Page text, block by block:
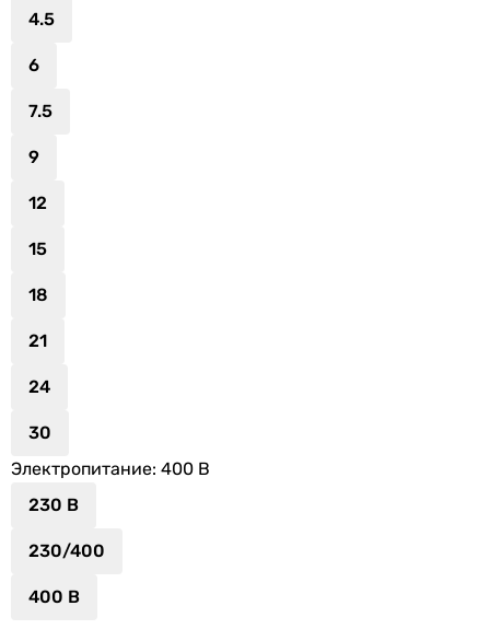
4.5
6
7.5
9
12
15
18
21
24
30
Электропитание: 400 В
230 В
230/400
400 В